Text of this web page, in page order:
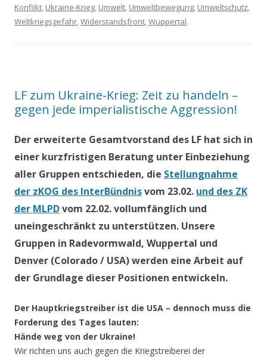
Konflikt, Ukraine-Krieg, Umwelt, Umweltbewegung, Umweltschutz,
Weltkriegsgefahr,Widerstandsfront,Wuppertal.
LF zum Ukraine-Krieg: Zeit zu handeln –
gegen jede imperialistische Aggression!
Der erweiterte Gesamtvorstand des LF hat sich in
einer kurzfristigen Beratung unter Einbeziehung
aller Gruppen entschieden, die Stellungnahme
der zKOG des InterBündnisvom 23.02. und des ZK
der MLPDvom 22.02. vollumfänglich und
uneingeschränkt zu unterstützen. Unsere
Gruppen in Radevormwald, Wuppertal und
Denver (Colorado / USA) werden eine Arbeit auf
der Grundlage dieser Positionen entwickeln.
Der Hauptkriegstreiber ist die USA – dennoch muss die
Forderung des Tages lauten:
Hände weg von der Ukraine!
Wir richten uns auch gegen die Kriegstreiberei der